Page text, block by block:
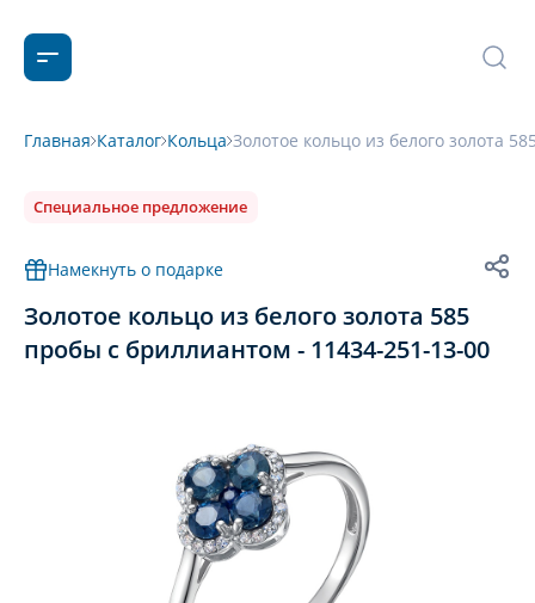
Главная Каталог Кольца Золотое кольцо из белого золота
Специальное предложение
Намекнуть о подарке
Золотое кольцо из белого золота 585
пробы с бриллиантом - 11434-251-13-00